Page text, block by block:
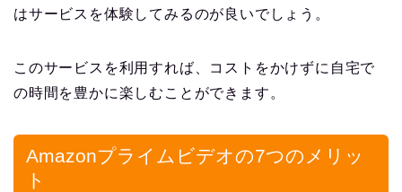
はサービスを体験してみるのが良いでしょう。
このサービスを利用すれば、コストをかけずに自宅で
の時間を豊かに楽しむことができます。
Amazonプライムビデオの7つのメリッ
ト